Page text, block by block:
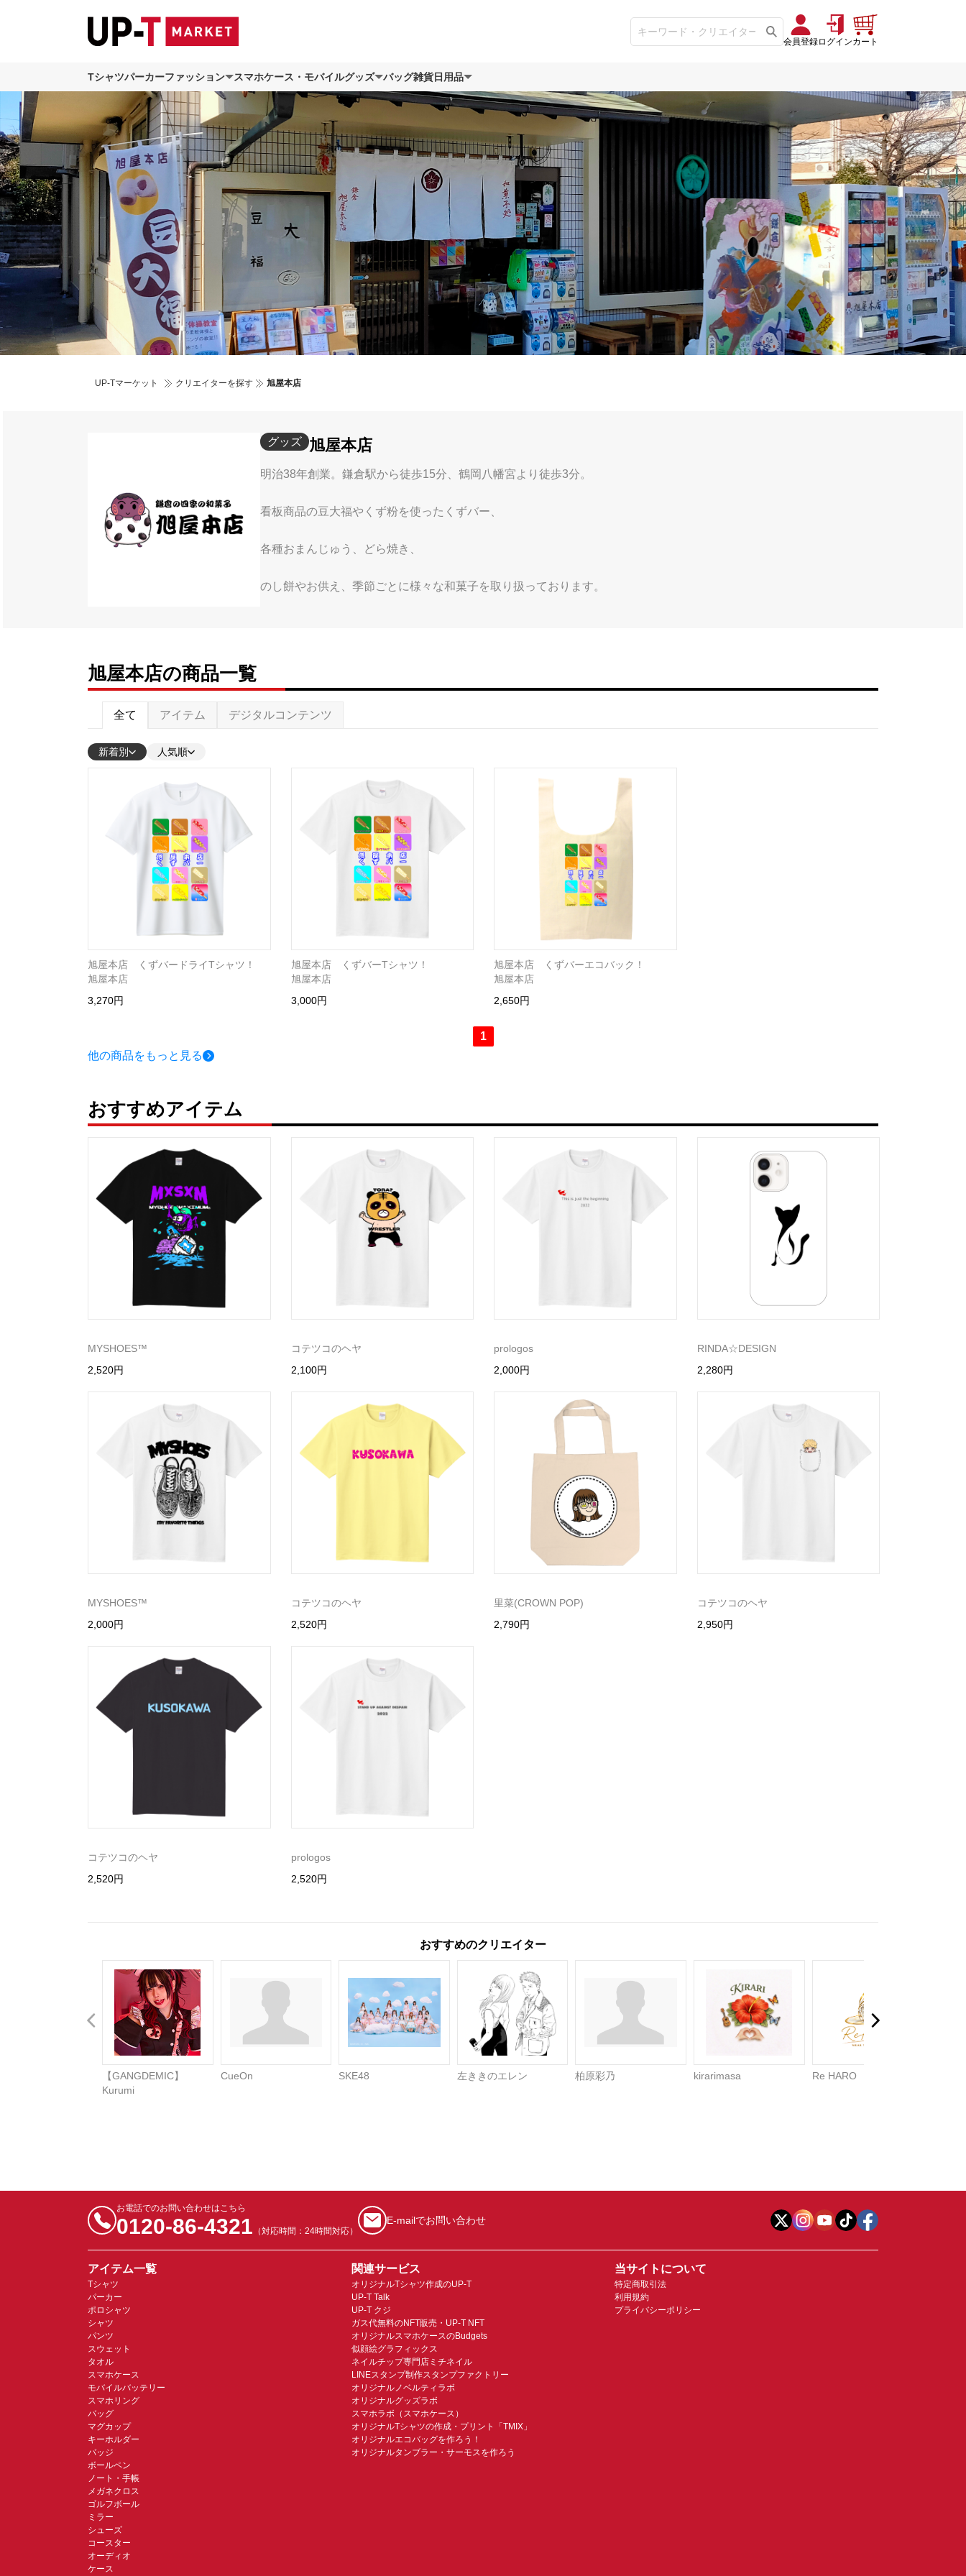
会員登録ログインカート
Tシャツパーカーファッション スマホケース・モバイルグッズ バッグ雑貨日用品
UP-Tマーケット クリエイターを探す 旭屋本店
グッズ 旭屋本店
明治38年創業。鎌倉駅から徒歩15分、鶴岡八幡宮より徒歩3分。
看板商品の豆大福やくず粉を使ったくずバー、
各種おまんじゅう、どら焼き、
のし餅やお供え、季節ごとに様々な和菓子を取り扱っております。
旭屋本店の商品一覧
全て アイテム デジタルコンテンツ
新着別 人気順
旭屋本店 くずバードライTシャツ！
旭屋本店
3,270円
旭屋本店 くずバーTシャツ！
旭屋本店
3,000円
旭屋本店 くずバーエコバック！
旭屋本店
2,650円
1
他の商品をもっと見る
おすすめアイテム
MYSHOES™️
2,520円
コテツコのヘヤ
2,100円
prologos
2,000円
RINDA☆DESIGN
2,280円
MYSHOES™️
2,000円
コテツコのヘヤ
2,520円
里菜(CROWN POP)
2,790円
コテツコのヘヤ
2,950円
コテツコのヘヤ
2,520円
prologos
2,520円
おすすめのクリエイター
【GANGDEMIC】
Kurumi
CueOn SKE48 左ききのエレン 柏原彩乃 kirarimasa Re HARO
お電話でのお問い合わせはこちら
0120-86-4321 （対応時間：24時間対応）
E-mailでお問い合わせ
アイテム一覧
Tシャツ
パーカー
ポロシャツ
シャツ
パンツ
スウェット
タオル
スマホケース
モバイルバッテリー
スマホリング
バッグ
マグカップ
キーホルダー
バッジ
ボールペン
ノート・手帳
メガネクロス
ゴルフボール
ミラー
シューズ
コースター
オーディオ
ケース
関連サービス
オリジナルTシャツ作成のUP-T
UP-T Talk
UP-T クジ
ガス代無料のNFT販売・UP-T NFT
オリジナルスマホケースのBudgets
似顔絵グラフィックス
ネイルチップ専門店ミチネイル
LINEスタンプ制作スタンプファクトリー
オリジナルノベルティラボ
オリジナルグッズラボ
スマホラボ（スマホケース）
オリジナルTシャツの作成・プリント「TMIX」
オリジナルエコバッグを作ろう！
オリジナルタンブラー・サーモスを作ろう
当サイトについて
特定商取引法
利用規約
プライバシーポリシー